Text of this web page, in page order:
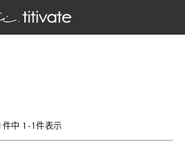
件中 1 -1件表示